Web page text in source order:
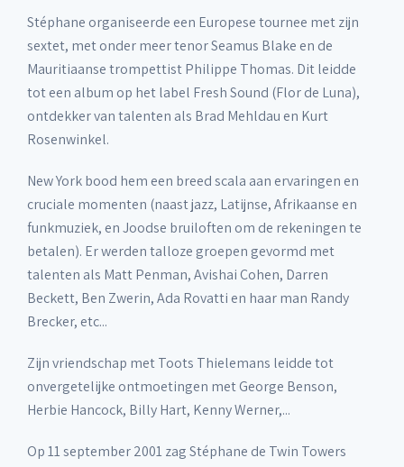
Stéphane organiseerde een Europese tournee met zijn
sextet, met onder meer tenor Seamus Blake en de
Mauritiaanse trompettist Philippe Thomas. Dit leidde
tot een album op het label Fresh Sound (Flor de Luna),
ontdekker van talenten als Brad Mehldau en Kurt
Rosenwinkel.
New York bood hem een breed scala aan ervaringen en
cruciale momenten (naast jazz, Latijnse, Afrikaanse en
funkmuziek, en Joodse bruiloften om de rekeningen te
betalen). Er werden talloze groepen gevormd met
talenten als Matt Penman, Avishai Cohen, Darren
Beckett, Ben Zwerin, Ada Rovatti en haar man Randy
Brecker, etc...
Zijn vriendschap met Toots Thielemans leidde tot
onvergetelijke ontmoetingen met George Benson,
Herbie Hancock, Billy Hart, Kenny Werner,...
Op 11 september 2001 zag Stéphane de Twin Towers